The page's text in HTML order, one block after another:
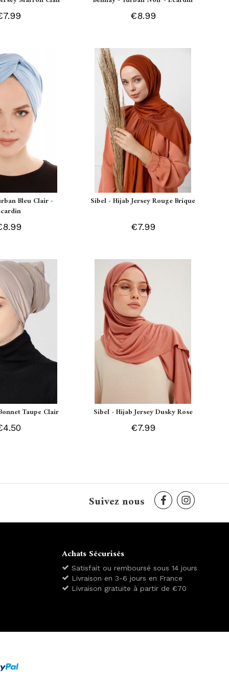
€8.99
Bleu Clair -
Sibel - Hijab Jersey Rouge Brique
€7.99
Taupe Clair Sibel - Hijab Jersey Dusky Rose
€7.99
Suivez nous
Achats Sécurisés
Satisfait ou remboursé sous 14 jours
Livraison en 3-6 jours en France
Livraison gratuite à partir de €70